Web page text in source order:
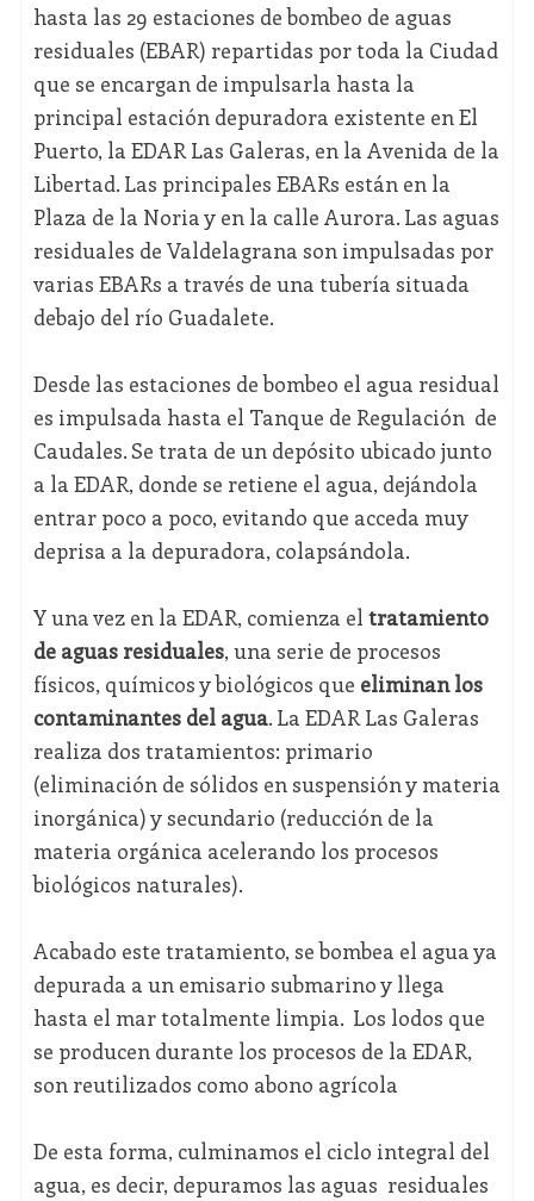
hasta las 29 estaciones de bombeo de aguas
residuales (EBAR) repartidas por toda la Ciudad
que se encargan de impulsarla hasta la
principal estación depuradora existente en El
Puerto, la EDAR Las Galeras, en la Avenida de la
Libertad. Las principales EBARs están en la
Plaza de la Noria y en la calle Aurora. Las aguas
residuales de Valdelagrana son impulsadas por
varias EBARs a través de una tubería situada
debajo del río Guadalete.
Desde las estaciones de bombeo el agua residual
es impulsada hasta el Tanque de Regulación de
Caudales. Se trata de un depósito ubicado junto
a la EDAR, donde se retiene el agua, dejándola
entrar poco a poco, evitando que acceda muy
deprisa a la depuradora, colapsándola.
Y una vez en la EDAR, comienza el tratamiento
de aguas residuales, una serie de procesos
físicos, químicos y biológicos que eliminan los
contaminantesdel agua. La EDAR Las Galeras
realiza dos tratamientos: primario
(eliminación de sólidos en suspensión y materia
inorgánica) y secundario (reducción de la
materia orgánica acelerando los procesos
biológicos naturales).
Acabado este tratamiento, se bombea el agua ya
depurada a un emisario submarino y llega
hasta el mar totalmente limpia. Los lodos que
se producen durante los procesos de la EDAR,
son reutilizados como abono agrícola
De esta forma, culminamos el ciclo integral del
agua, es decir, depuramos las aguas residuales